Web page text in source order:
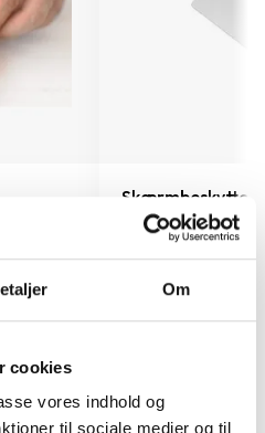
Om
cookies
vores indhold og
til sociale medier og til
Pro/14/16e/17e
149 kr.